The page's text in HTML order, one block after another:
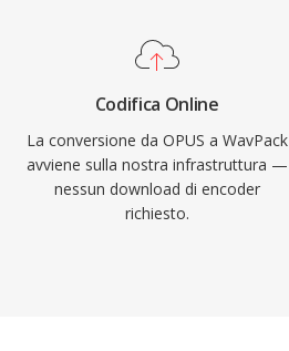
Codifica Online
La conversione da OPUS a WavPack
avviene sulla nostra infrastruttura —
nessun download di encoder
richiesto.